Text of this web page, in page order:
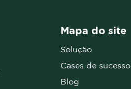
Mapa do site
Solução
Cases de sucesso
Blog